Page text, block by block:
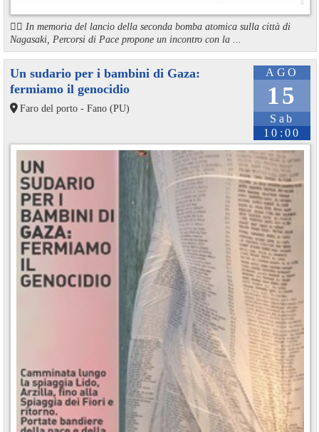
🏳️‍🌈 In memoria del lancio della seconda bomba atomica sulla città di
Nagasaki, Percorsi di Pace propone un incontro con la ...
AGO
15
Sab
10:00
Un sudario per i bambini di Gaza:
fermiamo il genocidio
Faro del porto - Fano (PU)